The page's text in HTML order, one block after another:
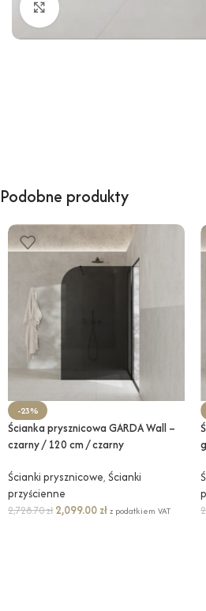
Podobne produkty
-23%
Ścianka prysznicowa GARDA Wall –
czarny / 120 cm / czarny
Ścianki prysznicowe, Ścianki
przyścienne
2,728.70zł 2,099.00 złz podatkiem VAT